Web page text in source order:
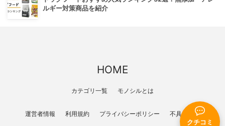
クチコミ
ルギー対策商品を紹介
HOME
カテゴリ一覧 モノシルとは
運営者情報 利用規約 プライバシーポリシー 不具合報告